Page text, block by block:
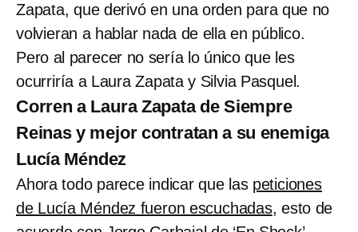
Zapata, que derivó en una orden para que no
volvieran a hablar nada de ella en público.
Pero al parecer no sería lo único que les
ocurriría a Laura Zapata y Silvia Pasquel.
Corren a Laura Zapata de Siempre
Reinas y mejor contratan a su enemiga
Lucía Méndez
Ahora todo parece indicar que las peticiones
de Lucía Méndez fueron escuchadas, esto de